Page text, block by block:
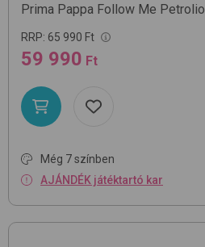
Prima Pappa Follow Me Petrolio
RRP: 65 990 Ft
59 990 Ft
Még 7 színben
AJÁNDÉK játéktartó kar